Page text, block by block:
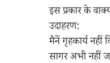
इस प्रकार के
उदाहरण:
मैनें गृहकार्य नहीं
सागर अभी नहीं